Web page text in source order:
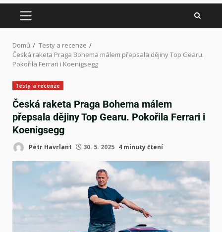
Domů
Testy a recenze
Česká raketa Praga Bohema málem přepsala dějiny Top Gearu.
Pokořila Ferrari i Koenigsegg
Testy a recenze
Česká raketa Praga Bohema málem
přepsala dějiny Top Gearu. Pokořila Ferrari i
Koenigsegg
Petr Havrlant 30. 5. 2025 4 minuty čtení